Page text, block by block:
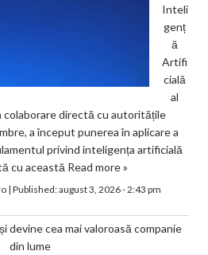
Inteli
genț
ă
Artifi
cială
al
colaborare directă cu autoritățile
a început punerea în aplicare a
privind inteligența artificială
cu această Read more »
| Published:august 3, 2026 - 2:43 pm
devine cea mai valoroasă companie
din lume